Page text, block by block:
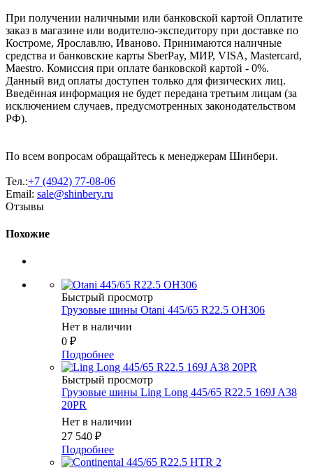
При получении наличными или банковской картой Оплатите
заказ в магазине или водителю-экспедитору при доставке по
Костроме, Ярославлю, Иваново. Принимаются наличные
средства и банковские карты SberPay, МИР, VISA, Mastercard,
Maestro. Комиссия при оплате банковской картой - 0%.
Данный вид оплаты доступен только для физических лиц.
Введённая информация не будет передана третьим лицам (за
исключением случаев, предусмотренных законодательством
РФ).
По всем вопросам обращайтесь к менеджерам Шинбери.
Тел.:+7 (4942) 77-08-06
Email: sale@shinbery.ru
Отзывы
Похожие
Быстрый просмотр
Грузовые шины Otani 445/65 R22.5 OH306
Нет в наличии
0 ₽
Подробнее
Быстрый просмотр
Грузовые шины Ling Long 445/65 R22.5 169J A38
20PR
Нет в наличии
27 540 ₽
Подробнее